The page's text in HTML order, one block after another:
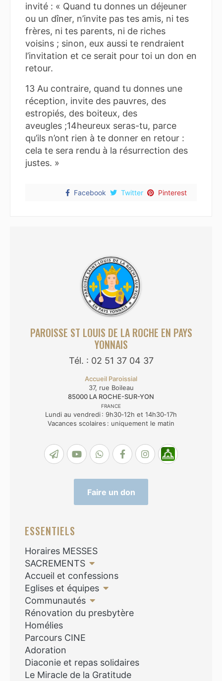
PAROISSE ST LOUIS DE LA ROCHE EN PAYS
YONNAIS
Tél. : 02 51 37 04 37
Accueil Paroissial
37, rue Boileau
85000 LA ROCHE-SUR-YON
FRANCE
Lundi au vendredi : 9h30‑12h et 14h30‑17h
Vacances scolaires : uniquement le matin
Faire un don
ESSENTIELS
Horaires MESSES
SACREMENTS
Accueil et confessions
Eglises et équipes
Communautés
Rénovation du presbytère
Homélies
Parcours CINE
Adoration
Diaconie et repas solidaires
Le Miracle de la Gratitude
invité : « Quand tu donnes un déjeuner
ou un dîner, n’invite pas tes amis, ni tes
frères, ni tes parents, ni de riches
voisins ; sinon, eux aussi te rendraient
l’invitation et ce serait pour toi un don en
retour.
13 Au contraire, quand tu donnes une
réception, invite des pauvres, des
estropiés, des boiteux, des
aveugles ;14heureux seras-tu, parce
qu’ils n’ont rien à te donner en retour :
cela te sera rendu à la résurrection des
justes. »
Facebook Twitter Pinterest